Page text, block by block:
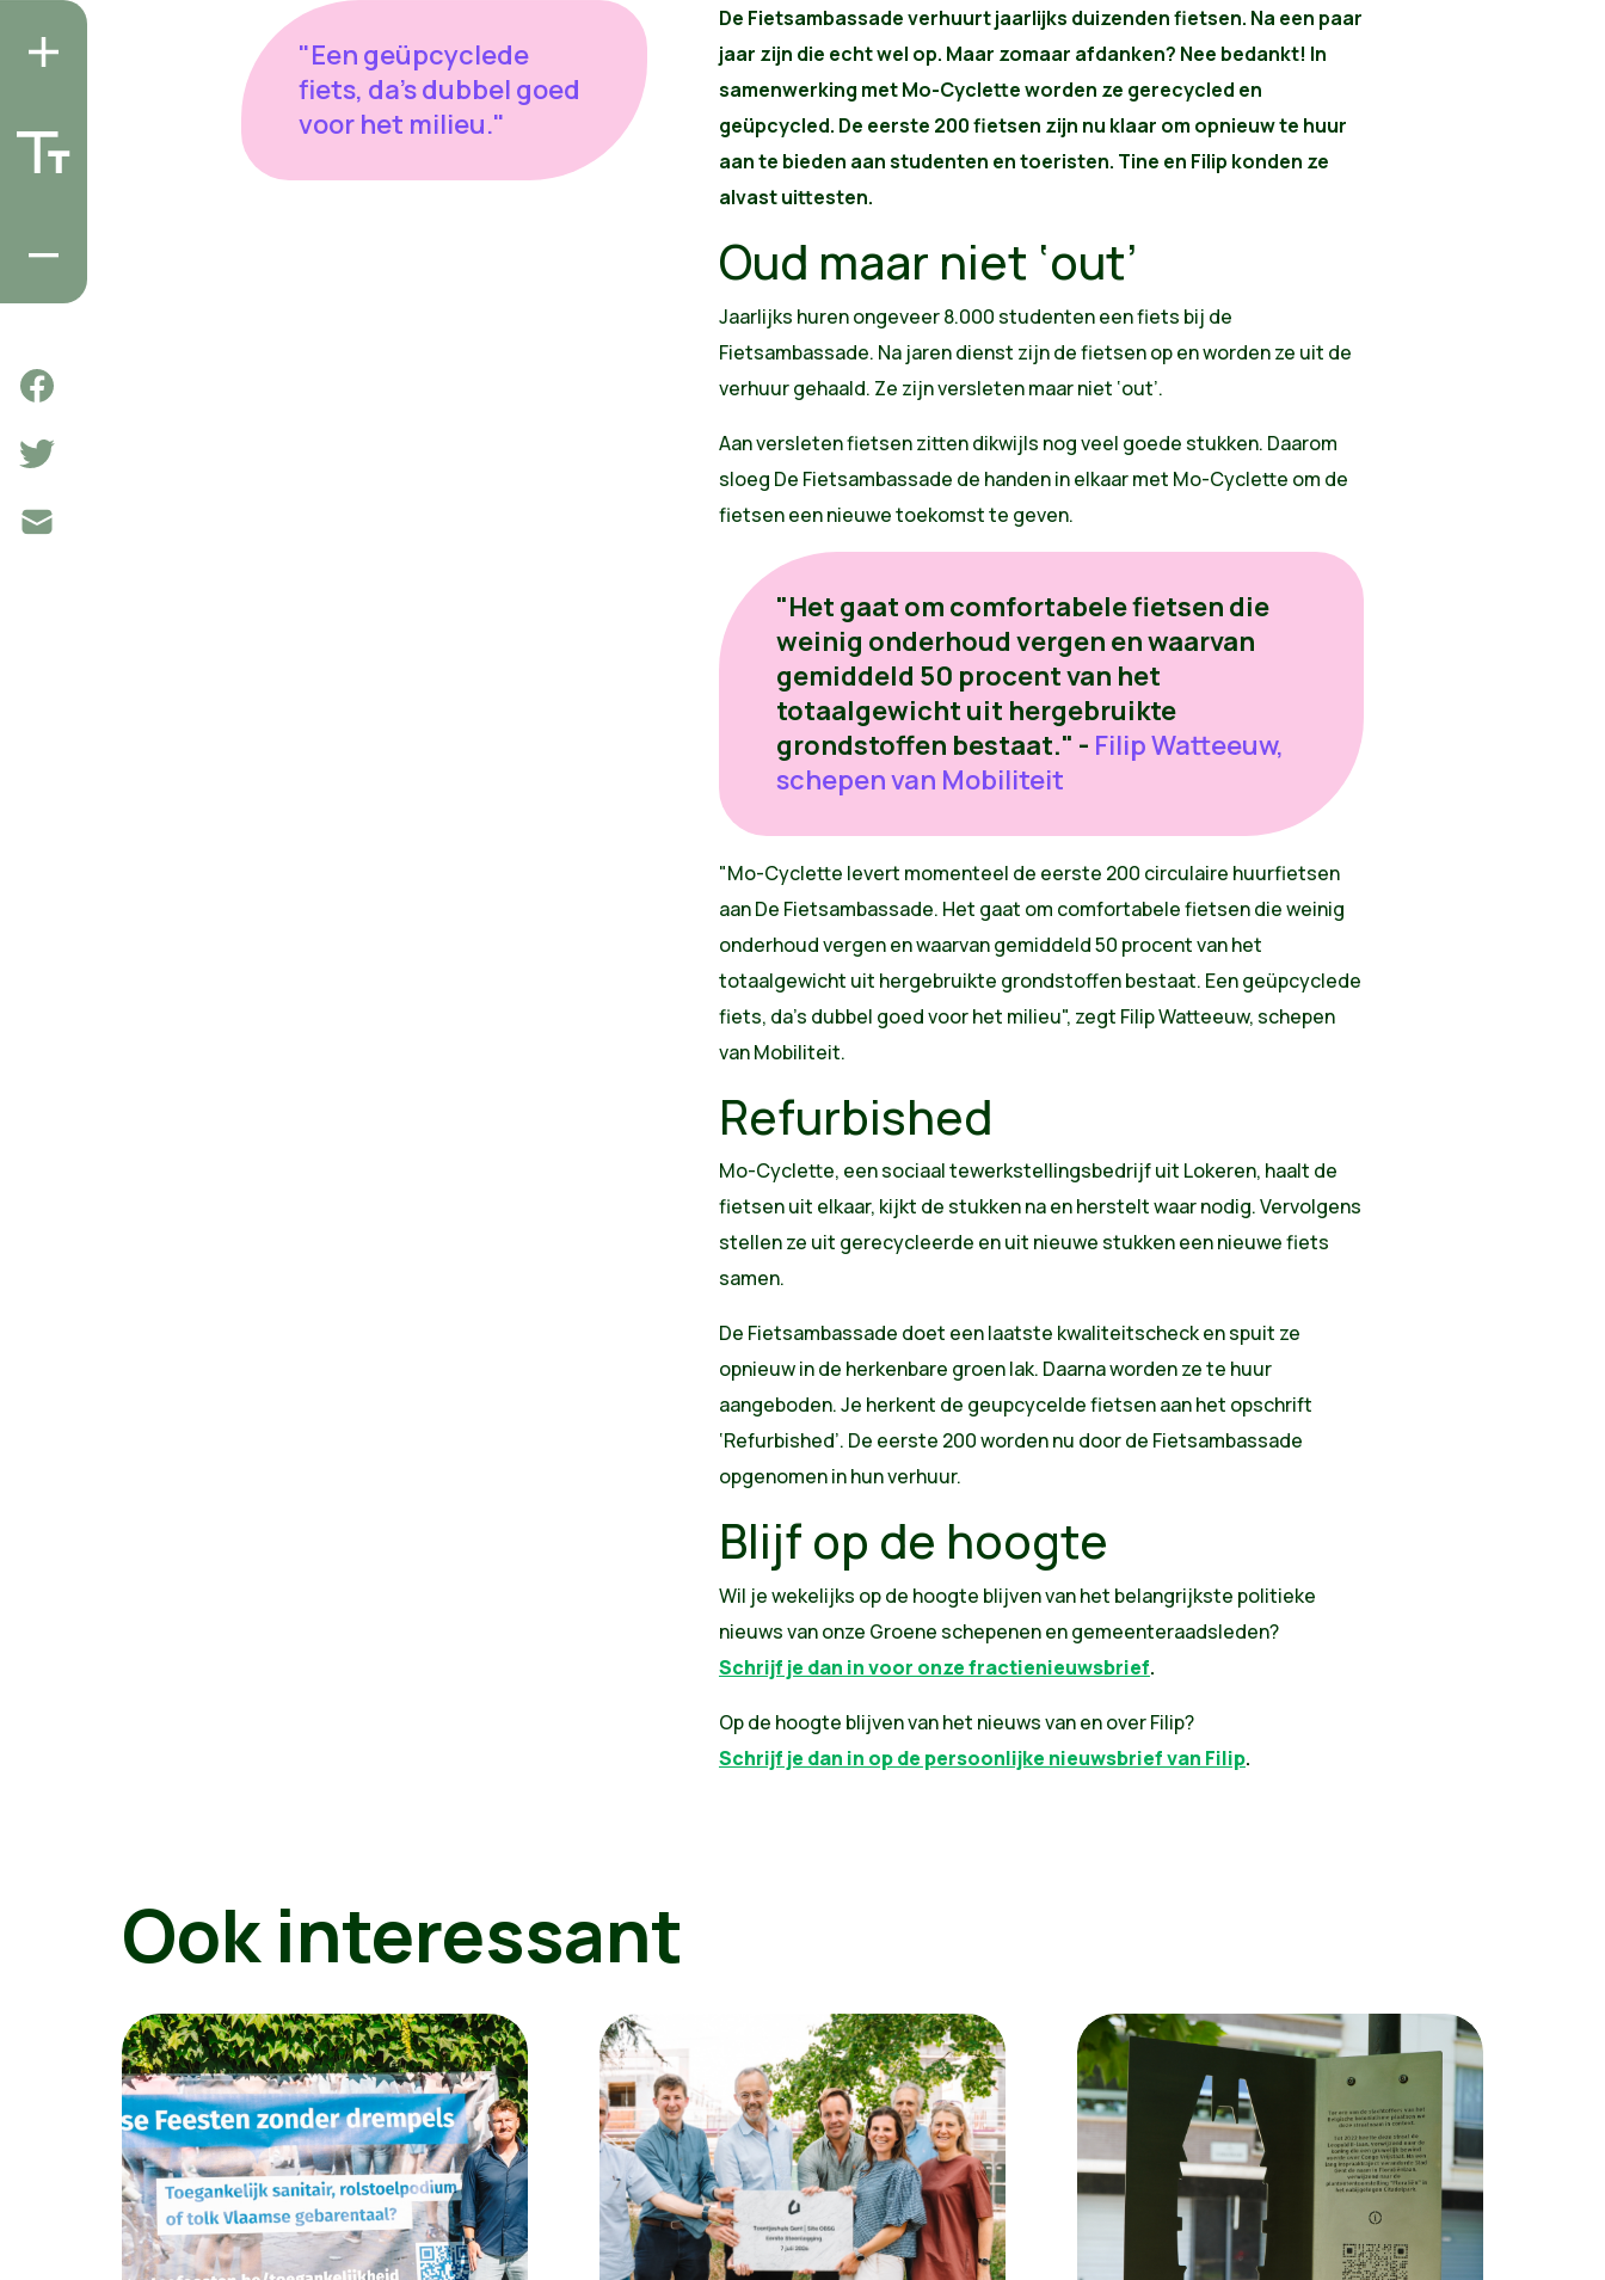
"Een geüpcyclede
fiets, da's dubbel goed
voor het milieu."
De Fietsambassade verhuurt jaarlijks duizenden fietsen. Na een paar
jaar zijn die echt wel op. Maar zomaar afdanken? Nee bedankt! In
samenwerking met Mo-Cyclette worden ze gerecycled en
geüpcycled. De eerste 200 fietsen zijn nu klaar om opnieuw te huur
aan te bieden aan studenten en toeristen. Tine en Filip konden ze
alvast uittesten.
Oud maar niet ‘out’
Jaarlijks huren ongeveer 8.000 studenten een fiets bij de
Fietsambassade. Na jaren dienst zijn de fietsen op en worden ze uit de
verhuur gehaald. Ze zijn versleten maar niet ‘out’.
Aan versleten fietsen zitten dikwijls nog veel goede stukken. Daarom
sloeg De Fietsambassade de handen in elkaar met Mo-Cyclette om de
fietsen een nieuwe toekomst te geven.
"Het gaat om comfortabele fietsen die
weinig onderhoud vergen en waarvan
gemiddeld 50 procent van het
totaalgewicht uit hergebruikte
grondstoffen bestaat." - Filip Watteeuw,
schepen van Mobiliteit
"Mo-Cyclette levert momenteel de eerste 200 circulaire huurfietsen
aan De Fietsambassade. Het gaat om comfortabele fietsen die weinig
onderhoud vergen en waarvan gemiddeld 50 procent van het
totaalgewicht uit hergebruikte grondstoffen bestaat. Een geüpcyclede
fiets, da's dubbel goed voor het milieu", zegt Filip Watteeuw, schepen
van Mobiliteit.
Refurbished
Mo-Cyclette, een sociaal tewerkstellingsbedrijf uit Lokeren, haalt de
fietsen uit elkaar, kijkt de stukken na en herstelt waar nodig. Vervolgens
stellen ze uit gerecycleerde en uit nieuwe stukken een nieuwe fiets
samen.
De Fietsambassade doet een laatste kwaliteitscheck en spuit ze
opnieuw in de herkenbare groen lak. Daarna worden ze te huur
aangeboden. Je herkent de geupcycelde fietsen aan het opschrift
‘Refurbished’. De eerste 200 worden nu door de Fietsambassade
opgenomen in hun verhuur.
Blijf op de hoogte
Wil je wekelijks op de hoogte blijven van het belangrijkste politieke
nieuws van onze Groene schepenen en gemeenteraadsleden?
Schrijf je dan in voor onze fractienieuwsbrief.
Op de hoogte blijven van het nieuws van en over Filip?
Schrijf je dan in op de persoonlijke nieuwsbrief van Filip.
Ook interessant